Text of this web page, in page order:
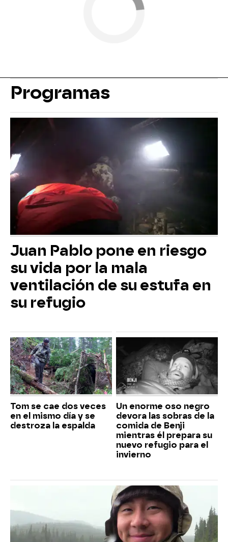
Programas
Juan Pablo pone en riesgo
su vida por la mala
ventilación de su estufa en
su refugio
Tom se cae dos veces
en el mismo día y se
destroza la espalda
Un enorme oso negro
devora las sobras de la
comida de Benji
mientras él prepara su
nuevo refugio para el
invierno